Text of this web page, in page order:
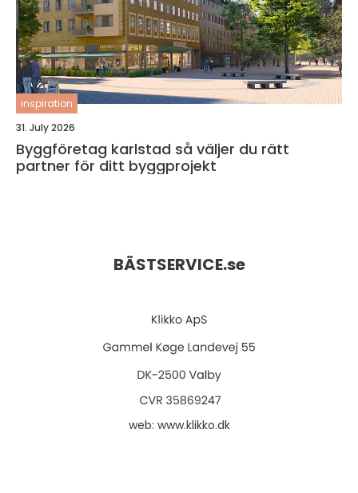
inspiration
31. July 2026
Byggföretag karlstad så väljer du rätt
partner för ditt byggprojekt
BÄSTSERVICE.se
web: www.klikko.dk